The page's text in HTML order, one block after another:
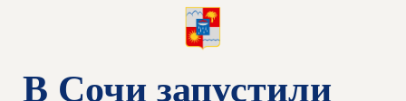
В Сочи запустили